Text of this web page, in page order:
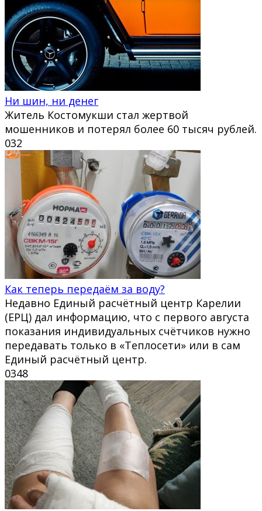
Ни шин, ни денег
Житель Костомукши стал жертвой
мошенников и потерял более 60 тысяч рублей.
032
Как теперь передаём за воду?
Недавно Единый расчётный центр Карелии
(ЕРЦ) дал информацию, что с первого августа
показания индивидуальных счётчиков нужно
передавать только в «Теплосети» или в сам
Единый расчётный центр.
0348